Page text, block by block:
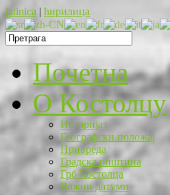
latinica | ћирилица
Почетна
O Костолцу
Историјат
Географски положај
Привреда
Градска општина
Грб Костолца
Важни датуми